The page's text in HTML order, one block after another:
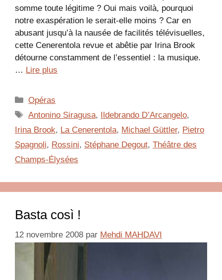
somme toute légitime ? Oui mais voilà, pourquoi
notre exaspération le serait-elle moins ? Car en
abusant jusqu’à la nausée de facilités télévisuelles,
cette Cenerentola revue et abêtie par Irina Brook
détourne constamment de l’essentiel : la musique.
… Lire plus
Catégories
Opéras
Étiquettes
Antonino Siragusa, Ildebrando D’Arcangelo,
Irina Brook, La Cenerentola, Michael Güttler, Pietro
Spagnoli, Rossini, Stéphane Degout, Théâtre des
Champs-Élysées
Basta così !
12 novembre 2008 par Mehdi MAHDAVI